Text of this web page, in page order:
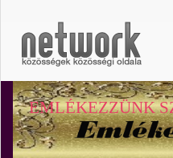
EMLÉKEZZÜNK